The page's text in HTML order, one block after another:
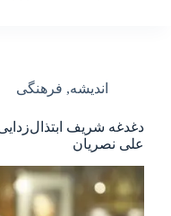
اندیشه, فرهنگی
علی نصریان